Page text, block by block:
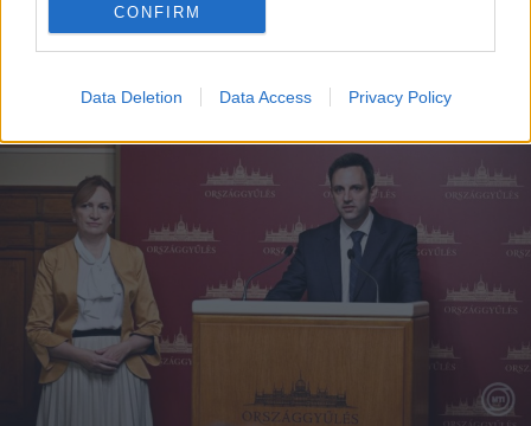
CONFIRM
Data Deletion Data Access Privacy Policy
A rovat további cikkei